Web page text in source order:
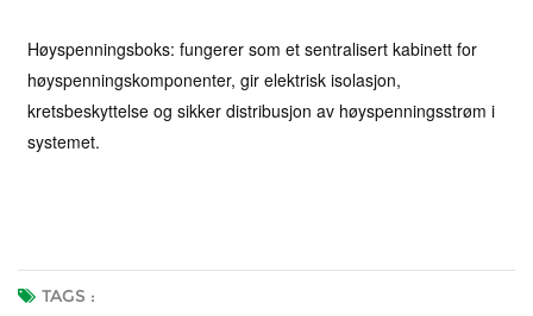
Høyspenningsboks: fungerer som et sentralisert kabinett for
høyspenningskomponenter, gir elektrisk isolasjon,
kretsbeskyttelse og sikker distribusjon av høyspenningsstrøm i
systemet.
TAGS :